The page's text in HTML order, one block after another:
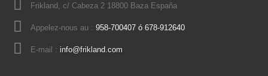
Frikland, c/ Cabeza 2 18800 Baza España
Appelez-nous au : 958-700407 ó 678-912640
E-mail : info@frikland.com